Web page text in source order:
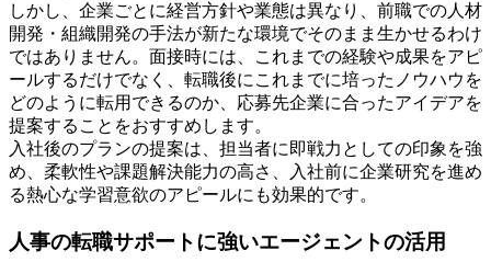
しかし、企業ごとに経営方針や業態は異なり、前職での人材
開発・組織開発の手法が新たな環境でそのまま生かせるわけ
ではありません。面接時には、これまでの経験や成果をアピ
ールするだけでなく、転職後にこれまでに培ったノウハウを
どのように転用できるのか、応募先企業に合ったアイデアを
提案することをおすすめします。
入社後のプランの提案は、担当者に即戦力としての印象を強
め、柔軟性や課題解決能力の高さ、入社前に企業研究を進め
る熱心な学習意欲のアピールにも効果的です。
人事の転職サポートに強いエージェントの活用